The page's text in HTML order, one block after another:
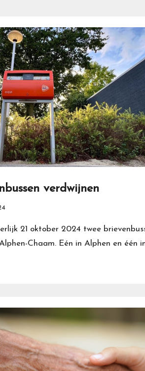
verdwijnen
21 oktober 2024 twee
Chaam. Eén in Alphen en één